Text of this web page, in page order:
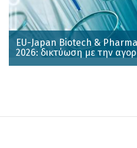
EU-Japan Biotech &
2026: δικτύωση με την